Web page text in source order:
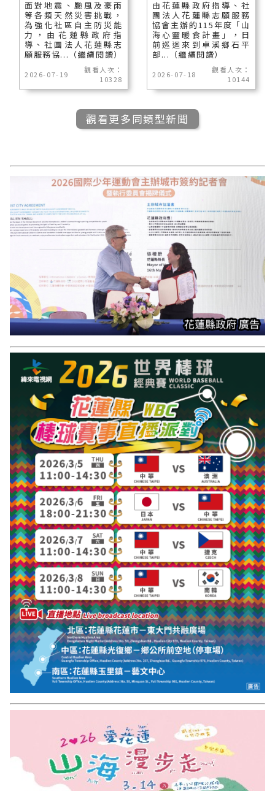
面對地震、颱風及豪雨
等各類天然災害挑戰，
為強化社區自主防災能
力，由花蓮縣政府指
導、社團法人花蓮縣志
願服務協...（繼續閱讀）
2026-07-19
觀看人次：
10328
由花蓮縣政府指導、社
團法人花蓮縣志願服務
協會主辦的115年度「山
海心靈暖食計畫」，日
前巡迴來到卓溪鄉石平
部...（繼續閱讀）
2026-07-18
觀看人次：
10144
觀看更多同類型新聞